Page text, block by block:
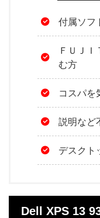
付属ソフ
ＦＵＪ
む方
コスパを
説明など
デスクト
Dell XPS 13